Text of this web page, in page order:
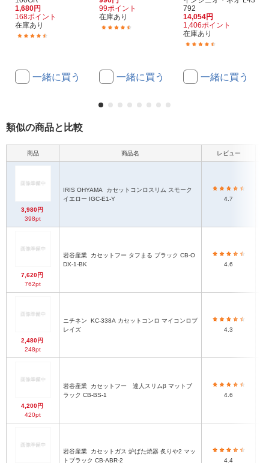
1,680円
168ポイント
在庫あり
一緒に買う
99ポイント
在庫あり
一緒に買う
792
14,054円
1,406ポイント
在庫あり
一緒に買う
類似の商品と比較
商品 商品名 レビュー
3,980円
398pt
IRIS OHYAMA
イエロー IGC-E1-Y
4.7
7,620円
762pt
岩谷産業
DX-1-BK
4.6
2,480円
248pt
ニチネン
レイズ
4.3
4,200円
420pt
岩谷産業
ラック CB-BS-1
4.6
岩谷産業
トブラック CB-ABR-2
4.4